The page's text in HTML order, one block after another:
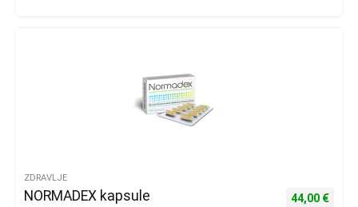
ZDRAVLJE
NORMADEX kapsule
Izvorna
44,00 €